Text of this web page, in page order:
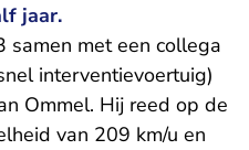
jaar.
samen met een collega
interventievoertuig)
Ommel. Hij reed op de
van 209 km/u en